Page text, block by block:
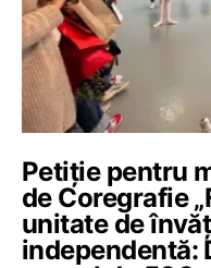
Petiție pentru
de Coregrafie
unitate de
independentă: